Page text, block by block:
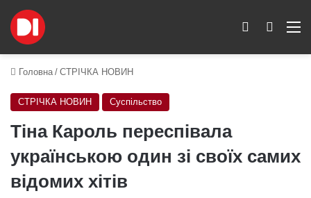
Пошук
Switch skin
Головна / СТРІЧКА НОВИН
СТРІЧКА НОВИН Суспільство
Тіна Кароль переспівала
українською один зі своїх самих
відомих хітів